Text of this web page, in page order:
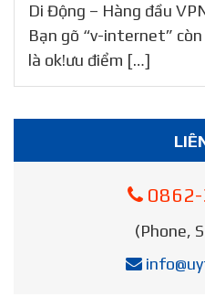
Di Động – Hàng đầu
Bạn gõ “v-internet”
là ok!ưu điểm […]
(Phone,